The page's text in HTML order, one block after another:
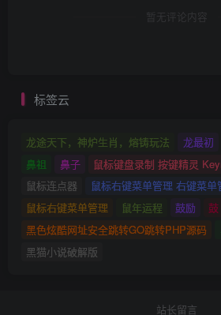
暂无评论内容
标签云
龙途天下，神炉生肖，熔铸玩法 龙最初
鼻祖
鼻子
鼠标键盘录制 按键精灵
鼠标连点器
鼠标右键菜单管理 右键菜单
鼠标右键菜单管理
鼠年运程 鼓励 鼓
黑色炫酷网址安全跳转GO跳转PHP源码
黑猫小说破解版
站长留言